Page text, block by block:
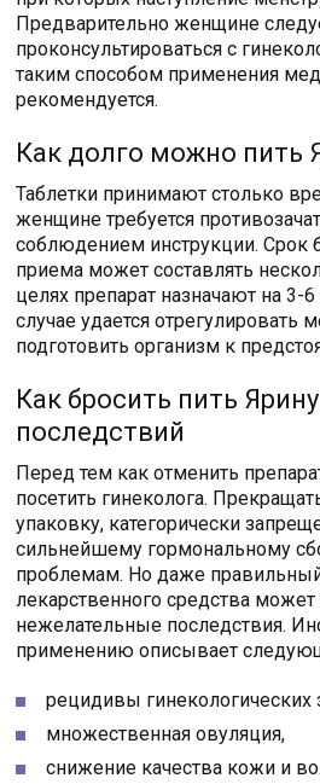
Предварительно женщине
проконсультироваться с
таким способом применения
рекомендуется.
Как долго можно пить
Таблетки принимают столько
женщине требуется
соблюдением инструкции. Срок
приема может составлять
целях препарат назначают на 3-
случае удается отрегулировать
подготовить организм к
Как бросить пить
последствий
Перед тем как отменить
посетить гинеколога.
упаковку, категорически
сильнейшему гормональному
проблемам. Но даже правильный
лекарственного средства
нежелательные последствия.
применению описывает
рецидивы гинекологических
множественная овуляция,
снижение качества кожи и